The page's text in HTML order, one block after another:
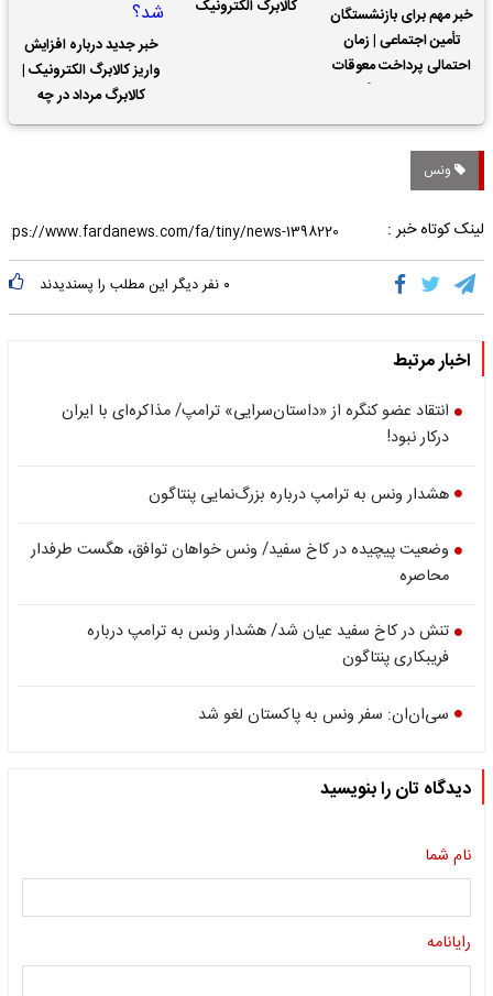
خبر مهم برای بازنشستگان
تأمین اجتماعی | زمان
احتمالی پرداخت معوقات
کالابرگ الکترونیک
خبر جدید درباره افزایش
واریز کالابرگ الکترونیک |
کالابرگ مرداد در چه
تاریخی واریز خواهد شد؟
ونس
لینک کوتاه خبر :
۰ نفر دیگر این مطلب را پسندیدند
اخبار مرتبط
انتقاد عضو کنگره از «داستان‌سرایی» ترامپ/ مذاکره‌ای با ایران
درکار نبود!
هشدار ونس به ترامپ درباره بزرگ‌نمایی پنتاگون
وضعیت پیچیده در کاخ سفید/ ونس خواهان توافق، هگست طرفدار
محاصره
تنش در کاخ سفید عیان شد/ هشدار ونس به ترامپ درباره
فریبکاری پنتاگون
سی‌ان‌ان: سفر ونس به پاکستان لغو شد
دیدگاه تان را بنویسید
نام شما
رایانامه